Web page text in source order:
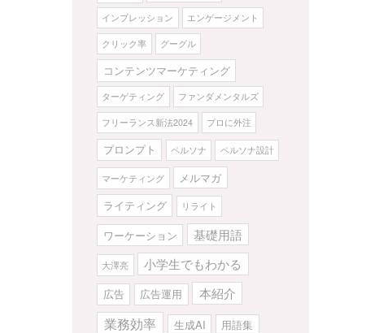
インプレッション エンゲージメント
クリック率 グーグル
コンテンツマーケティング
ターゲティング ファンダメンタルズ
フリーランス新法2024 プロに外注
プロンプト ペルソナ ペルソナ設計
マーケティング
メルマガ
ライティング
リライト
ワーケーション 基礎用語
大澤亮 小学生でもわかる
広告 広告運用 本紹介
業務効率 生成AI 用語集